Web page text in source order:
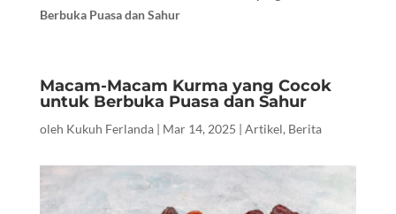
Berbuka Puasa dan Sahur
Macam-Macam Kurma yang Cocok
untuk Berbuka Puasa dan Sahur
oleh Kukuh Ferlanda| Mar 14, 2025 | Artikel, Berita